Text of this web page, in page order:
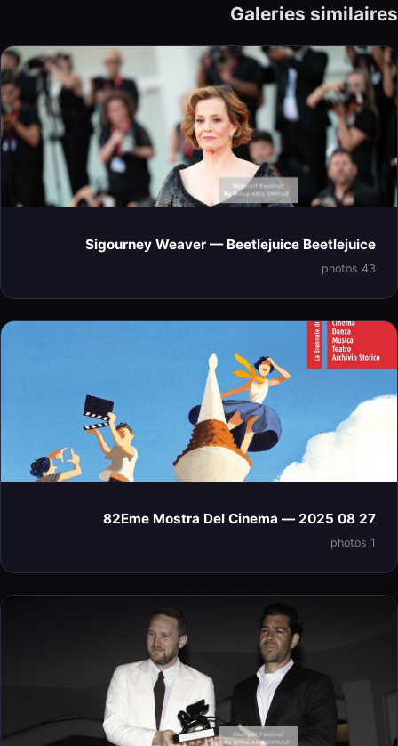
Galeries similaires
Sigourney Weaver — Beetlejuice Beetlejuice
43 photos
27 08 2025 — 82Eme Mostra Del Cinema
1 photos